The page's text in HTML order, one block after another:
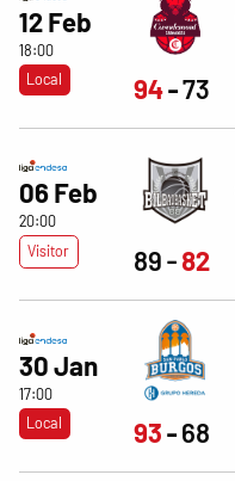
12 Feb
18:00
Local
94 73
06 Feb
20:00
Visitor
89 82
30 Jan
17:00
Local
93 68